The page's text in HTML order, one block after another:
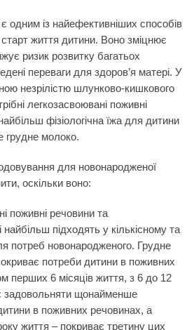
одним із найефективніших способів
життя дитини. Воно зміцнює
ризик розвитку багатьох
переваги для здоров’я матері. У
незрілістю шлунково-кишкового
легкозасвоювані поживні
фізіологічна їжа для дитини
грудне молоко.
для новонародженої
оскільки воно:
поживні речовини та
найбільш підходять у кількісному та
потреб новонародженого. Грудне
потреби дитини в поживних
перших 6 місяців життя, з 6 до 12
задовольняти щонайменше
в поживних речовинах, а
життя – покриває третину цих